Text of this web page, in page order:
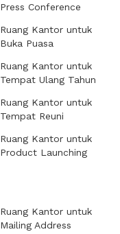
Press Conference
Ruang Kantor untuk
Buka Puasa
Ruang Kantor untuk
Tempat Ulang Tahun
Ruang Kantor untuk
Tempat Reuni
Ruang Kantor untuk
Product Launching
Ruang Kantor untuk
Mailing Address